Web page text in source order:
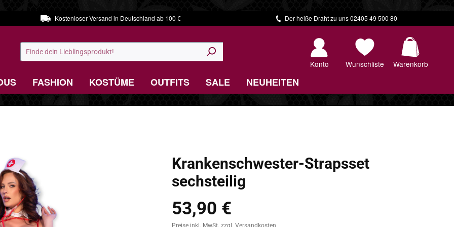
Kostenloser Versand in Deutschland ab 100 € Der heiße Draht zu uns 02405 49 500 80
FASHION KOSTÜME OUTFITS SALE NEUHEITEN
Wunschliste
Konto Warenkorb
Krankenschwester-Strapsset
sechsteilig
Regulärer Preis:
53,90 €
Preise inkl. MwSt. zzgl. Versandkosten